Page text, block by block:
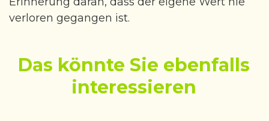
verloren gegangen ist.
Das könnte Sie ebenfalls
interessieren